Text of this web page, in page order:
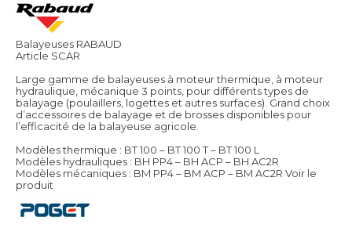
Balayeuses RABAUD
Article SCAR
Large gamme de balayeuses à moteur thermique, à moteur
hydraulique, mécanique 3 points, pour différents types de
balayage (poulaillers, logettes et autres surfaces). Grand choix
d’accessoires de balayage et de brosses disponibles pour
l’efficacité de la balayeuse agricole.
Modèles thermique : BT 100 – BT 100 T – BT 100 L
Modèles hydrauliques : BH PP4 – BH ACP – BH AC2R
Modèles mécaniques : BM PP4 – BM ACP – BM AC2R Voir le
produit